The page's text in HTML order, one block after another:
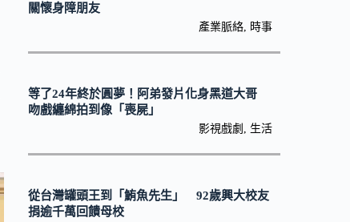
關懷身障朋友
產業脈絡, 時事
等了24年終於圓夢！阿弟發片化身黑道大哥
吻戲纏綿拍到像「喪屍」
影視戲劇 , 生活
從台灣罐頭王到「鮪魚先生」 92歲興大校友
捐逾千萬回饋母校